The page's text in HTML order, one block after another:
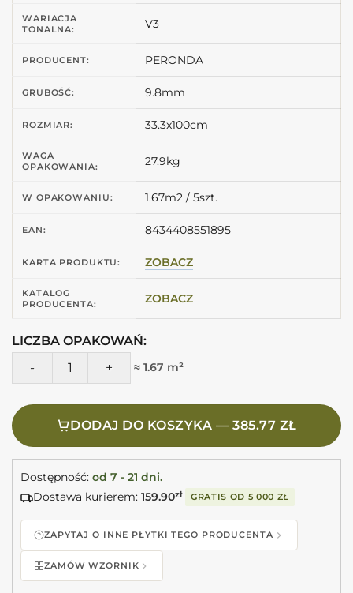
WARIACJA
TONALNA:
V3
PRODUCENT: PERONDA
GRUBOŚĆ: 9.8mm
ROZMIAR: 33.3x100cm
WAGA
OPAKOWANIA:
27.9kg
W OPAKOWANIU: 1.67m2 / 5szt.
EAN: 8434408551895
KARTA PRODUKTU: ZOBACZ
KATALOG
PRODUCENTA:
ZOBACZ
LICZBA OPAKOWAŃ:
ilość Peronda CHARME BONE FLEUR 33,3X100 Płytka
≈ 1.67 m²
DODAJ DO KOSZYKA — 385.77 ZŁ
Dostępność: od 7 - 21 dni.
Dostawa kurierem: 159.90zł GRATIS OD 5 000 ZŁ
ZAPYTAJ O INNE PŁYTKI TEGO PRODUCENTA
ZAMÓW WZORNIK